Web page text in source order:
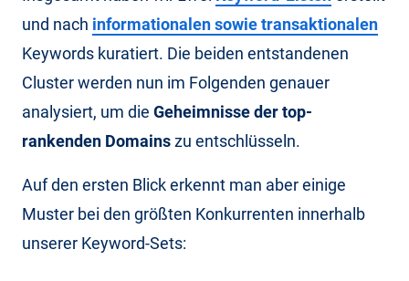
und nach informationalen sowie transaktionalen
Keywords kuratiert. Die beiden entstandenen
Cluster werden nun im Folgenden genauer
analysiert, um die Geheimnisse der top-
rankenden Domainszu entschlüsseln.
Auf den ersten Blick erkennt man aber einige
Muster bei den größten Konkurrenten innerhalb
unserer Keyword-Sets: